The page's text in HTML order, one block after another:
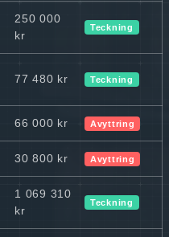
250 000
kr
Teckning
77 480 kr Teckning
66 000 kr Avyttring
30 800 kr Avyttring
1 069 310
kr
Teckning